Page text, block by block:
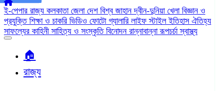
ই-পেপার রাজ্য কলকাতা জেলা দেশ বিশ্ব জাহানদ্বীন-দুনিয়া খেলা বিজ্ঞান ও
প্রযুক্তি শিক্ষা ও চাকরি ভিডিও ফোটো গ্যালারি লাইফ স্টাইলইতিহাস ঐতিহ্য
সাফল্যের কাহিনী সাহিত্য ও সংস্কৃতি বিনোদন রান্নাবান্নারূপচর্চাস্বাস্থ্য
🏠︎
রাজ্য